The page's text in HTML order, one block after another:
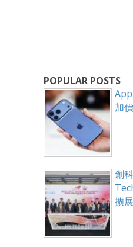
POPULAR POSTS
加
創
擴